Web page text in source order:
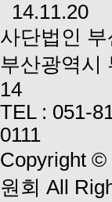
14.11.20
사단법인 부
부산광역시
14
TEL : 051-
0111
Copyright ©
원회 All